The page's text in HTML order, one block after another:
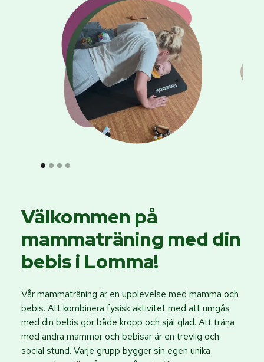
Välkommen på
mammaträning med din
bebis i Lomma!
Vår mammaträning är en upplevelse med mamma och
bebis. Att kombinera fysisk aktivitet med att umgås
med din bebis gör både kropp och själ glad. Att träna
med andra mammor och bebisar är en trevlig och
social stund. Varje grupp bygger sin egen unika